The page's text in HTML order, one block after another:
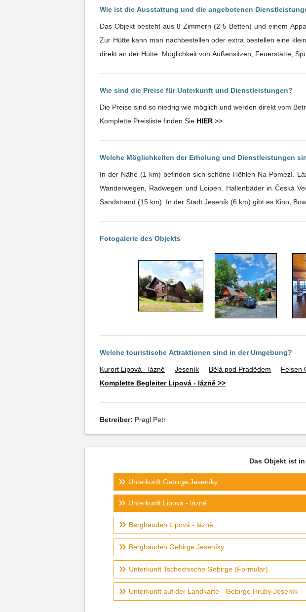
Wie ist die Ausstattung und die angebotenen
Das Objekt besteht aus 8 Zimmern (2-5 Betten) und einem
Zur Hütte kann man nachbestellen oder extra bestellen eine
direkt an der Hütte. Möglichkeit von Außensitzen, Feuerstätte,
Wie sind die Preise für Unterkunft und Dienstleistungen?
Die Preise sind so niedrig wie möglich und werden direkt vom
Komplette Preisliste finden Sie HIER >>
Welche Möglichkeiten der Erholung und Dienstleistungen
In der Nähe (1 km) befinden sich schöne Höhlen Na Pomezí.
Wanderwegen, Radwegen und Loipen. Hallenbäder in Česká
Sandstrand (15 km). In der Stadt Jeseník (6 km) gibt es Kino,
Fotogalerie des Objekts
Welche touristische Attraktionen sind in der Umgebung?
Kurort Lipová - lázně Jeseník Bělá pod Pradědem Felsen
Komplette Begleiter Lipová - lázně >>
Betreiber: Pragl Petr
Das Objekt ist
Unterkunft Gebirge Jeseníky
Unterkunft Lipová - lázně
Bergbauden Lipová - lázně
Bergbauden Gebirge Jeseníky
Unterkunft Tschechische Gebirge (Formular)
Unterkunft auf der Landkarte - Gebirge Hrubý Jeseník